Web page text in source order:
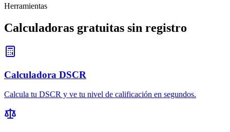
Herramientas
Calculadoras gratuitas sin registro
Calculadora DSCR
Calcula tu DSCR y ve tu nivel de calificación en segundos.